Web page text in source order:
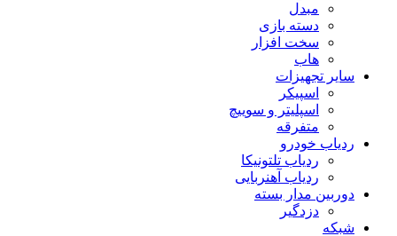
مبدل
دسته بازی
سخت افزار
هاب
سایر تجهیزات
اسپیکر
اسپلیتر و سوییچ
متفرقه
ردیاب خودرو
ردیاب تلتونیکا
ردیاب آهنربایی
دوربین مدار بسته
دزدگیر
شبکه